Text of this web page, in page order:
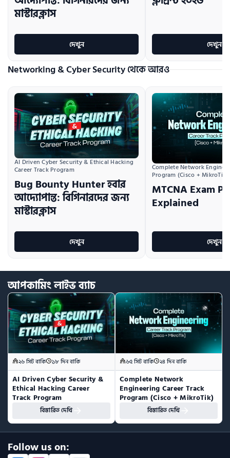
মাস্টারক্লাস
দেখুন দেখুন
Networking & Cyber Security থেকে আরও
AI Driven Cyber Security & Ethical Hacking
Career Track Program
Bug Bounty Hunter হবার
আদ্যোপান্ত: বিগিনারদের জন্য
মাস্টারক্লাস
দেখুন
Complete Network
Program (Cisco + MikroTik)
MTCNA Exam
Explained
দেখুন
আপকামিংলাইভব্যাচ
২৬ সিট বাকি ১৮ দিন বাকি
AI Driven Cyber Security &
Ethical Hacking Career
Track Program
বিস্তারিত দেখি
৬৫ সিট বাকি ২৪ দিন বাকি
Complete Network
Engineering Career Track
Program (Cisco + MikroTik)
বিস্তারিত দেখি
Follow us on: